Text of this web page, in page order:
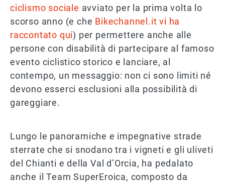
ciclismo sociale avviato per la prima volta lo
scorso anno (e che Bikechannel.it vi ha
raccontato qui) per permettere anche alle
persone con disabilità di partecipare al famoso
evento ciclistico storico e lanciare, al
contempo, un messaggio: non ci sono limiti né
devono esserci esclusioni alla possibilità di
gareggiare.
Lungo le panoramiche e impegnative strade
sterrate che si snodano tra i vigneti e gli uliveti
del Chianti e della Val d’Orcia, ha pedalato
anche il Team SuperEroica, composto da